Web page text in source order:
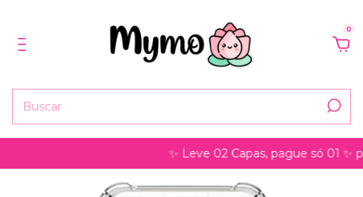
0
✨ Leve 02 Capas, pague só 01 ✨